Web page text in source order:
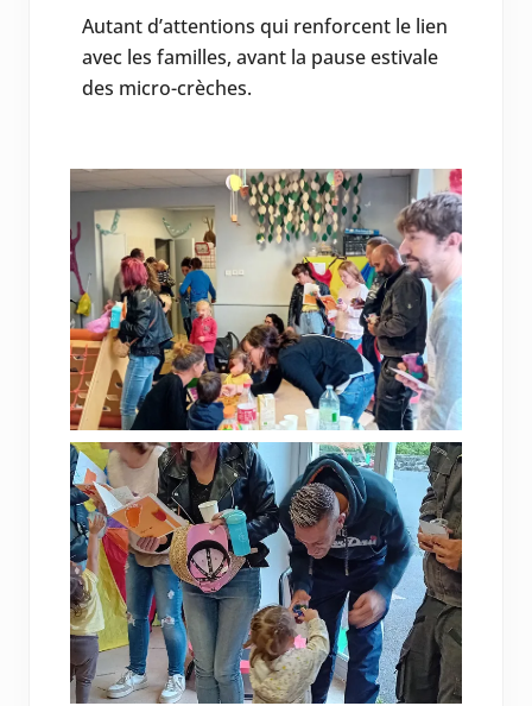
Autant d’attentions qui renforcent le lien
avec les familles, avant la pause estivale
des micro-crèches.